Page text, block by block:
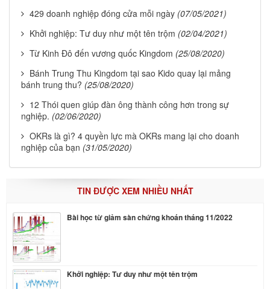
429 doanh nghiệp đóng cửa mỗi ngày (07/05/2021)
Khởi nghiệp: Tư duy như một tên trộm (02/04/2021)
Từ Kinh Đô đến vương quốc Kingdom (25/08/2020)
Bánh Trung Thu Kingdom tại sao Kido quay lại mảng
bánh trung thu? (25/08/2020)
12 Thói quen giúp đàn ông thành công hơn trong sự
nghiệp. (02/06/2020)
OKRs là gì? 4 quyền lực mà OKRs mang lại cho doanh
nghiệp của bạn (31/05/2020)
TIN ĐƯỢC XEM NHIỀU NHẤT
Bài học từ giảm sàn chứng khoán tháng 11/2022
Khởi nghiệp: Tư duy như một tên trộm